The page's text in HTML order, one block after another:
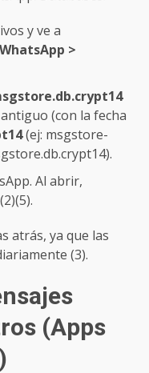
y ve a
>
(con la fecha
(ej: msgstore-
Al abrir,
atrás, ya que las
(3).
(Apps